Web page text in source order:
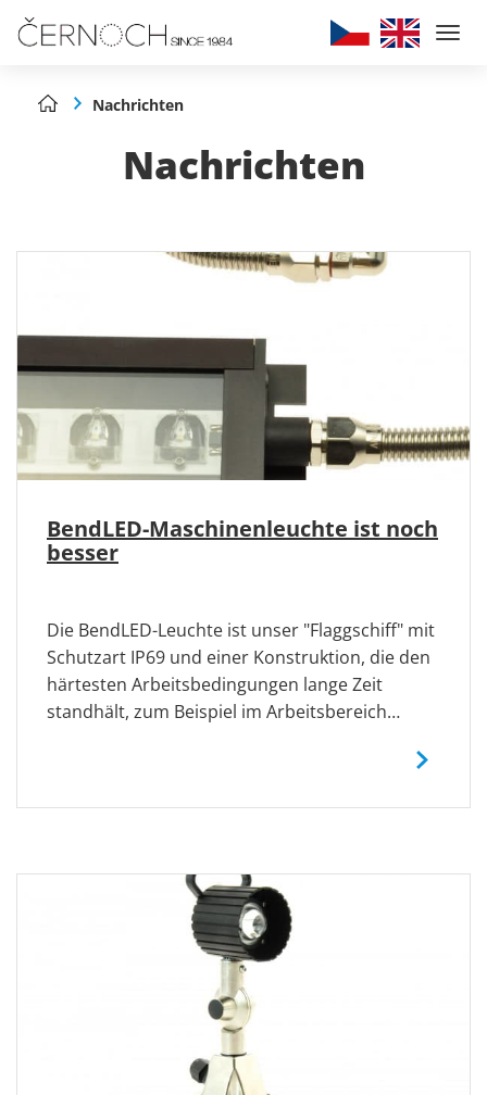
Nachrichten
Nachrichten
BendLED-Maschinenleuchte ist noch
besser
Die BendLED-Leuchte ist unser "Flaggschiff" mit
Schutzart IP69 und einer Konstruktion, die den
härtesten Arbeitsbedingungen lange Zeit
standhält, zum Beispiel im Arbeitsbereich…